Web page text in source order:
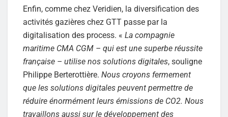
Enfin, comme chez Veridien, la diversification des
activités gazières chez GTT passe par la
digitalisation des process. « La compagnie
maritime CMA CGM – qui est une superbe réussite
française – utilise nos solutions digitales, souligne
Philippe Berterottière. Nous croyons fermement
que les solutions digitales peuvent permettre de
réduire énormément leurs émissions de CO2. Nous
travaillons aussi sur le développement des